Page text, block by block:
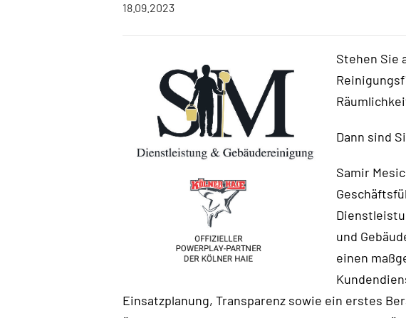
18.09.2023
Stehen Sie
Dann sind
Samir
und
einen
Einsatzplanung, Transparenz sowie ein erstes